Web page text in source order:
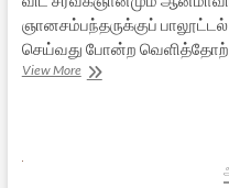
ஞானசம்பந்தருக்குப்
செய்வது போன்ற
View Moreதிருஞானசம்பந்தர்